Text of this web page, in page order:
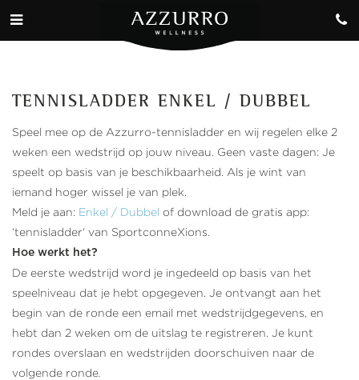
TENNISLADDER ENKEL / DUBBEL
Speel mee op de Azzurro-tennisladder en wij regelen elke 2
weken een wedstrijd op jouw niveau. Geen vaste dagen: Je
speelt op basis van je beschikbaarheid. Als je wint van
iemand hoger wissel je van plek.
Meld je aan: Enkel / Dubbel of download de gratis app:
‘tennisladder‘ van SportconneXions.
Hoe werkt het?
De eerste wedstrijd word je ingedeeld op basis van het
speelniveau dat je hebt opgegeven. Je ontvangt aan het
begin van de ronde een email met wedstrijdgegevens, en
hebt dan 2 weken om de uitslag te registreren. Je kunt
rondes overslaan en wedstrijden doorschuiven naar de
volgende ronde